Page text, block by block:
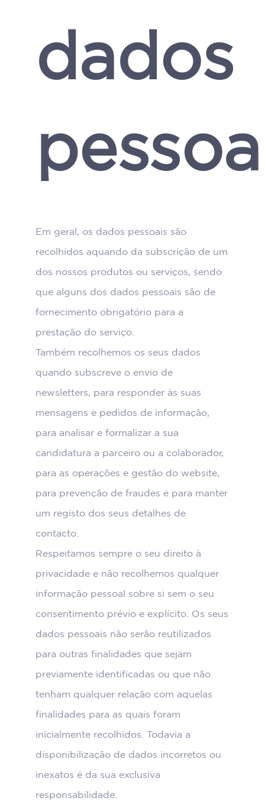
dados
Em geral, os dados pessoais são
recolhidos aquando da subscrição de um
dos nossos produtos ou serviços, sendo
que alguns dos dados pessoais são de
fornecimento obrigatório para a
prestação do serviço.
Também recolhemos os seus dados
quando subscreve o envio de
newsletters, para responder às suas
mensagens e pedidos de informação,
para analisar e formalizar a sua
candidatura a parceiro ou a colaborador,
para as operações e gestão do website,
para prevenção de fraudes e para manter
um registo dos seus detalhes de
contacto.
Respeitamos sempre o seu direito à
privacidade e não recolhemos qualquer
informação pessoal sobre si sem o seu
consentimento prévio e explícito. Os seus
dados pessoais não serão reutilizados
para outras finalidades que sejam
previamente identificadas ou que não
tenham qualquer relação com aquelas
finalidades para as quais foram
inicialmente recolhidos. Todavia a
disponibilização de dados incorretos ou
inexatos é da sua exclusiva
responsabilidade.